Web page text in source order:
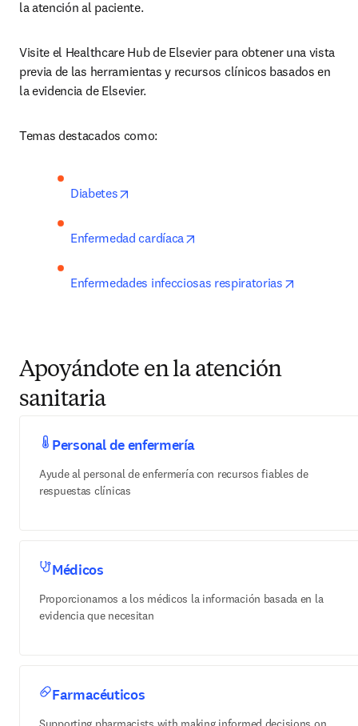
la atención al paciente.
Visite el Healthcare Hub de Elsevier para obtener una vista
previa de las herramientas y recursos clínicos basados en
la evidencia de Elsevier.
Temas destacados como:
Diabetes
Enfermedad cardíaca
Enfermedades infecciosas respiratorias
Apoyándote en la atención
sanitaria
Personal de enfermería
Ayude al personal de enfermería con recursos fiables de
respuestas clínicas
Médicos
Proporcionamos a los médicos la información basada en la
evidencia que necesitan
Farmacéuticos